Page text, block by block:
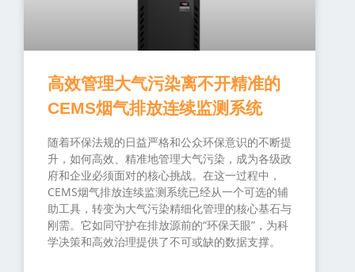
高效管理大气污染离不开精准的
CEMS烟气排放连续监测系统
随着环保法规的日益严格和公众环保意识的不断提
升，如何高效、精准地管理大气污染，成为各级政
府和企业必须面对的核心挑战。在这一过程中，
CEMS烟气排放连续监测系统已经从一个可选的辅
助工具，转变为大气污染精细化管理的核心基石与
刚需。它如同守护在排放源前的“环保天眼”，为科
学决策和高效治理提供了不可或缺的数据支撑。